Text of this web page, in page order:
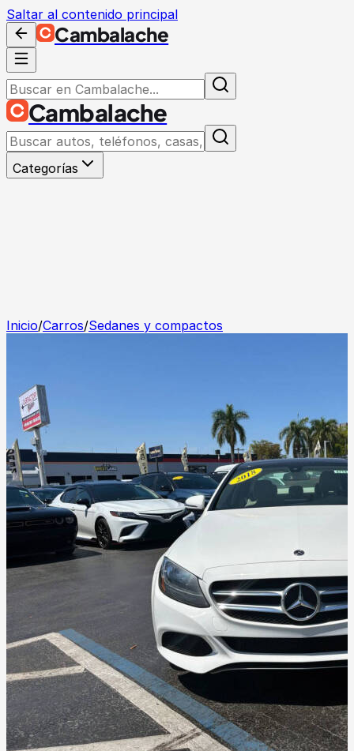
Saltar al contenido principal
Cambalache
Cambalache
Categorías
Inicio/Carros/Sedanes y compactos